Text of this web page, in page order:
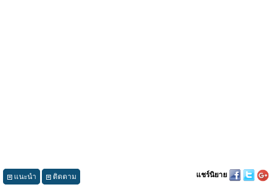
แนะนำ ติดตาม แชร์นิยาย